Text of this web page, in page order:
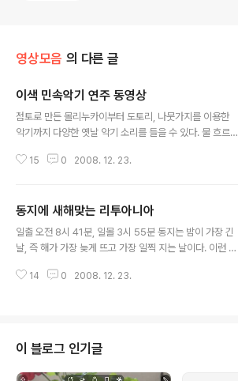
영상모음 의 다른 글
이색 민속악기 연주 동영상
점토로 만든 몰리누카이부터 도토리, 나뭇가지를 이용한
악기까지 다양한 옛날 악기 소리를 들을 수 있다. 물 흐르는
굴러 내리며 내는 소리이다. 리투아니아 이색 민속 악기를
악기들을 연주하면서 자연의 소리와 흡사한 고대 음악을
재연해내고 있다.
15 0 2008. 12. 23.
동지에 새해맞는 리투아니아
일출 오전 8시 41분, 일몰 3시 55분 동지는 밤이 가장 긴
날, 즉 해가 가장 늦게 뜨고 가장 일찍 지는 날이다. 이런 어
좋은 일이 있기를 바라면서 자신을 정화시키는 시간으로
다양한 놀이를 하면서 노래와 춤을 추며 긴 밤을 보낸다. 마
지막엔 마당에 모닥불을 피우고, 장작을 불에 넣으면서 각
자 새해 소원을 빈다. 동지는 곧 해가 돌아오는 시기이다.
14 0 2008. 12. 23.
이 블로그 인기글